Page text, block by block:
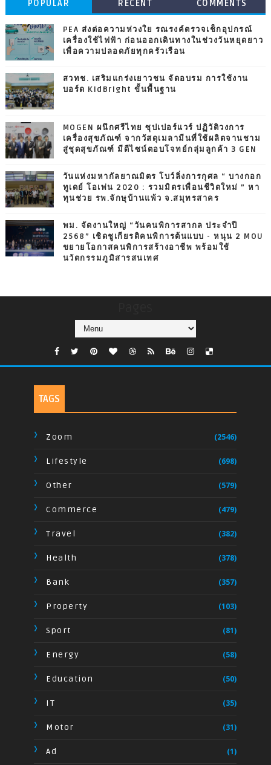
POPULAR RECENT COMMENTS
PEA ส่งต่อความห่วงใย รณรงค์ตรวจเช็กอุปกรณ์
เครื่องใช้ไฟฟ้า ก่อนออกเดินทางในช่วงวันหยุดยาว
เพื่อความปลอดภัยทุกครัวเรือน
สวทช. เสริมแกร่งเยาวชน จัดอบรม การใช้งาน
บอร์ด KidBright ขั้นพื้นฐาน
MOGEN ผนึกศรีไทย ซุปเปอร์แวร์ ปฏิวัติวงการ
เครื่องสุขภัณฑ์ จากวัสดุเมลามีนที่ใช้ผลิตจานชาม
สู่ชุดสุขภัณฑ์ มีดีไซน์ตอบโจทย์กลุ่มลูกค้า 3 GEN
วันแห่งมหากัลยาณมิตร โบว์ลิ่งการกุศล “ บางกอก
ทูเดย์ โอเพ่น 2020 : รวมมิตรเพื่อนชีวิตใหม่ ” หา
ทุนช่วย รพ.จักษุบ้านแพ้ว จ.สมุทรสาคร
พม. จัดงานใหญ่ “วันคนพิการสากล ประจำปี
2568” เชิดชูเกียรติคนพิการต้นแบบ - หนุน 2 MOU
ขยายโอกาสคนพิการสร้างอาชีพ พร้อมใช้
นวัตกรรมภูมิสารสนเทศ
TAGS
Zoom (2546)
Lifestyle (698)
Other (579)
Commerce (479)
Travel (382)
Health (378)
Bank (357)
Property (103)
Sport (81)
Energy (58)
Education (50)
IT (35)
Motor (31)
Ad (1)